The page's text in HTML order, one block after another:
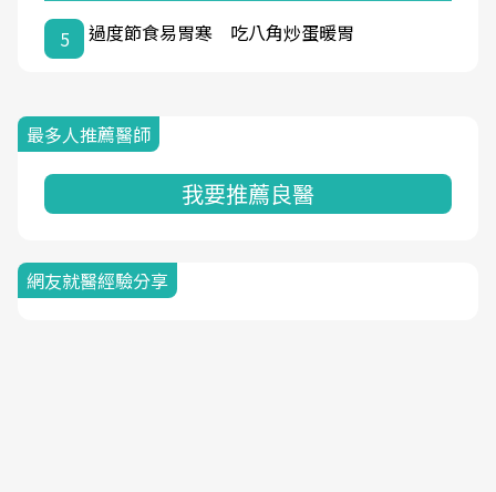
5 過度節食易胃寒 吃八角炒蛋暖胃
最多人推薦醫師
我要推薦良醫
網友就醫經驗分享